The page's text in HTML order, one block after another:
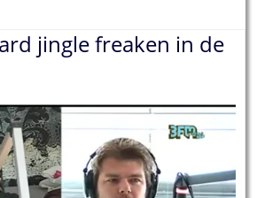
jingle freaken in de